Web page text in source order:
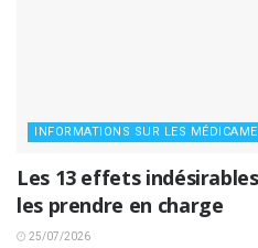
INFORMATIONS SUR LES
Les 13 effets
les prendre en charge
25/07/2026